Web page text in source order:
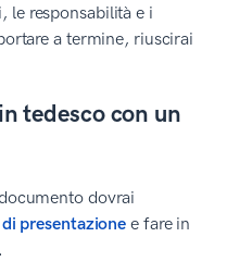
le responsabilità e i
a termine, riuscirai
tedesco con un
dovrai
presentazione e fare in